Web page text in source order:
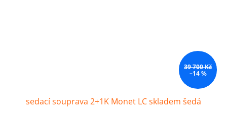
39 700 Kč
–14 %
sedací souprava 2+1K Monet LC skladem šedá